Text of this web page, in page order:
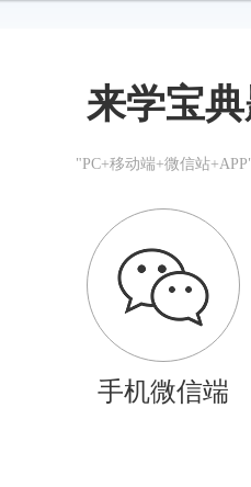
来学宝
"PC+移动端+微信站
手机微信端